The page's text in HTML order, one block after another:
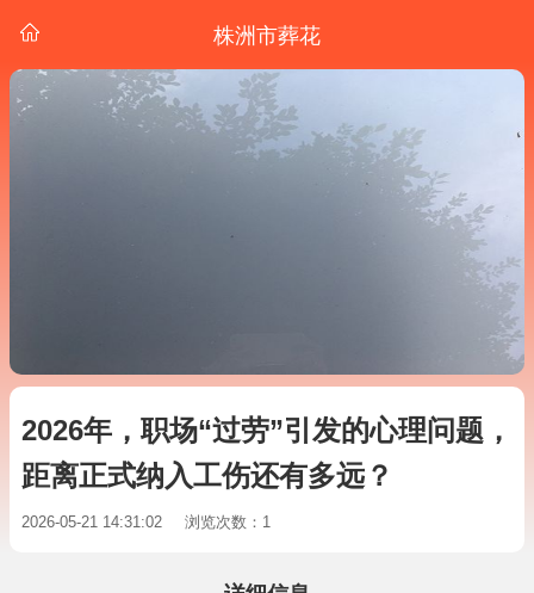
株洲市葬花
2026年，职场“过劳”引发的心理问题，
距离正式纳入工伤还有多远？
2026-05-21 14:31:02 浏览次数：1